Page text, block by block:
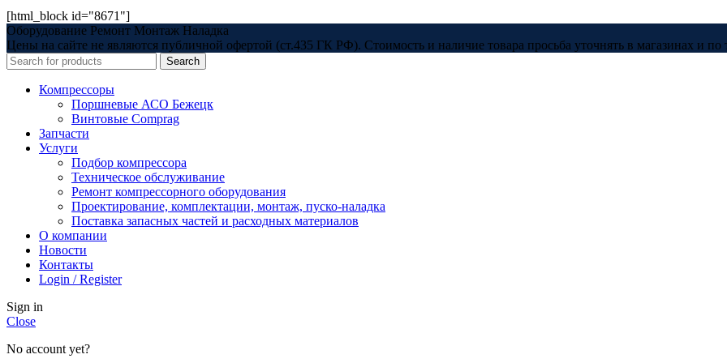
[html_block id="8671"]
Оборудование Ремонт Монтаж Наладка
Цены на сайте не являются публичной офертой (ст.435 ГК РФ). Стоимость и наличие товара просьба уточнять в магазинах и по
Search
Компрессоры
Поршневые АСО Бежецк
Винтовые Comprag
Запчасти
Услуги
Подбор компрессора
Техническое обслуживание
Ремонт компрессорного оборудования
Проектирование, комплектации, монтаж, пуско-наладка
Поставка запасных частей и расходных материалов
О компании
Новости
Контакты
Login / Register
Sign in
Close
No account yet?